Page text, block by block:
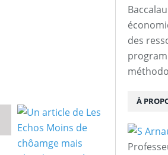
des
À